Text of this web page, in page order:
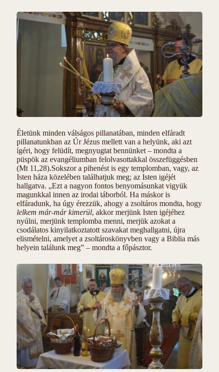
Életünk minden válságos pillanatában, minden elfáradt
pillanatunkban az Úr Jézus mellett van a helyünk, aki azt
ígéri, hogy felüdít, megnyugtat bennünket – mondta a
püspök az evangéliumban felolvasottakkal összefüggésben
(Mt 11,28).Sokszor a pihenést is egy templomban, vagy, az
Isten háza közelében találhatjuk meg; az Isten igéjét
hallgatva. „Ezt a nagyon fontos benyomásunkat vigyük
magunkkal innen az irodai táborból. Ha máskor is
elfáradunk, ha úgy érezzük, ahogy a zsoltáros mondta, hogy
lelkem már-már kimerül, akkor merjünk Isten igéjéhez
nyúlni, merjünk templomba menni, merjük azokat a
csodálatos kinyilatkoztatott szavakat meghallgatni, újra
elismételni, amelyet a zsoltároskönyvben vagy a Biblia más
helyein találunk meg” – mondta a főpásztor.